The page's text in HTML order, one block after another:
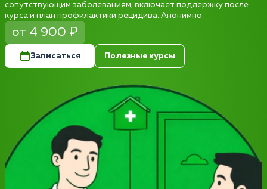
сопутствующим заболеваниям, включает поддержку после
курса и план профилактики рецидива. Анонимно.
от 4 900 ₽
Записаться Полезные курсы